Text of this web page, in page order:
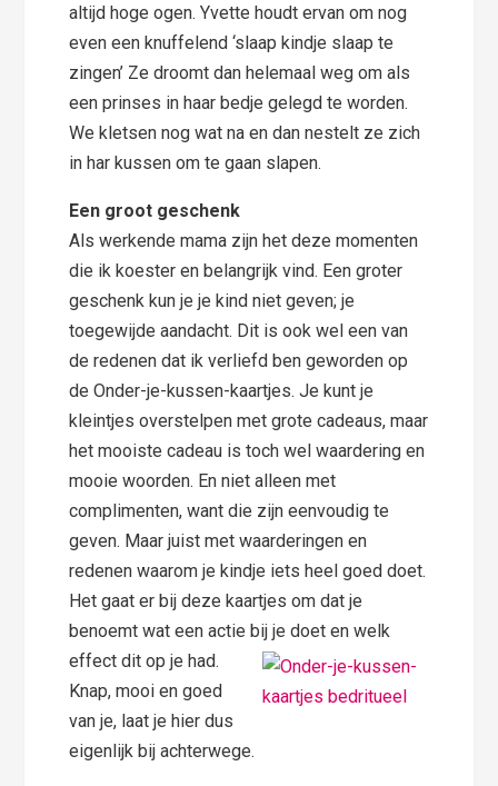
altijd hoge ogen. Yvette houdt ervan om nog
even een knuffelend ‘slaap kindje slaap te
zingen’ Ze droomt dan helemaal weg om als
een prinses in haar bedje gelegd te worden.
We kletsen nog wat na en dan nestelt ze zich
in har kussen om te gaan slapen.
Een groot geschenk
Als werkende mama zijn het deze momenten
die ik koester en belangrijk vind. Een groter
geschenk kun je je kind niet geven; je
toegewijde aandacht. Dit is ook wel een van
de redenen dat ik verliefd ben geworden op
de Onder-je-kussen-kaartjes. Je kunt je
kleintjes overstelpen met grote cadeaus, maar
het mooiste cadeau is toch wel waardering en
mooie woorden. En niet alleen met
complimenten, want die zijn eenvoudig te
geven. Maar juist met waarderingen en
redenen waarom je kindje iets heel goed doet.
Het gaat er bij deze kaartjes om dat je
benoemt wat een actie bij je doet enwelk
effect dit op je had.
Knap, mooi en goed
van je, laat je hier dus
eigenlijk bij achterwege.